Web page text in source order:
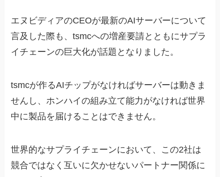
エヌビディアのCEOが最新のAIサーバーについて
言及した際も、tsmcへの増産要請とともにサプラ
イチェーンの巨大化が話題となりました。
tsmcが作るAIチップがなければサーバーは動きま
せんし、ホンハイの組み立て能力がなければ世界
中に製品を届けることはできません。
世界的なサプライチェーンにおいて、この2社は
競合ではなく互いに欠かせないパートナー関係に